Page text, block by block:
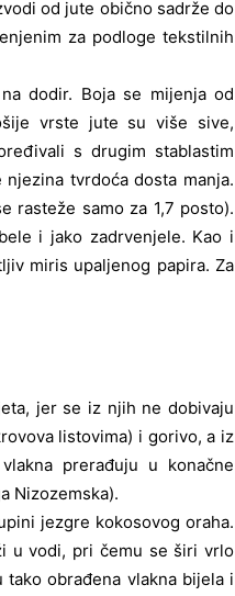
od jute obično sadrže do
za podloge tekstilnih
dodir. Boja se mijenja od
vrste jute su više sive,
s drugim stablastim
tvrdoća dosta manja.
rasteže samo za 1,7 posto).
i jako zadrvenjele. Kao i
miris upaljenog papira. Za
jer se iz njih ne dobivaju
listovima) i gorivo, a iz
prerađuju u konačne
Nizozemska).
jezgre kokosovog oraha.
u vodi, pri čemu se širi vrlo
obrađena vlakna bijela i